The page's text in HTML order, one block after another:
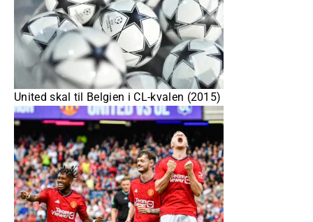
United skal til Belgien i CL-kvalen (2015)